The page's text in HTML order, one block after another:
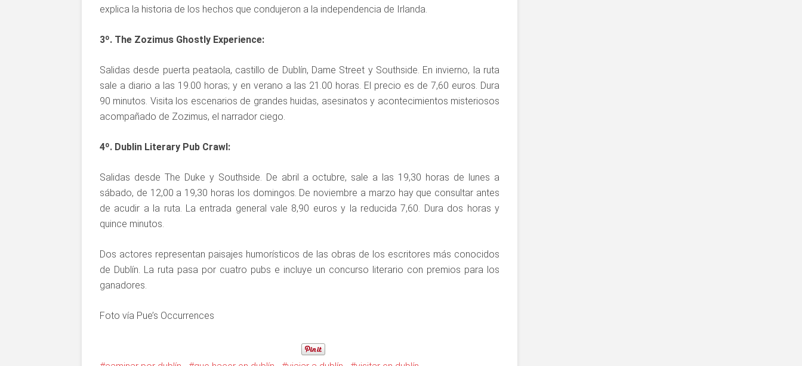
explica la historia de los hechos que condujeron a la independencia de Irlanda.
3º. The Zozimus Ghostly Experience:
Salidas desde puerta peataola, castillo de Dublín, Dame Street y Southside. En invierno, la ruta
sale a diario a las 19.00 horas; y en verano a las 21.00 horas. El precio es de 7,60 euros. Dura
90 minutos. Visita los escenarios de grandes huidas, asesinatos y acontecimientos misteriosos
acompañado de Zozimus, el narrador ciego.
4º. Dublin Literary Pub Crawl:
Salidas desde The Duke y Southside. De abril a octubre, sale a las 19,30 horas de lunes a
sábado, de 12,00 a 19,30 horas los domingos. De noviembre a marzo hay que consultar antes
de acudir a la ruta. La entrada general vale 8,90 euros y la reducida 7,60. Dura dos horas y
quince minutos.
Dos actores representan paisajes humorísticos de las obras de los escritores más conocidos
de Dublín. La ruta pasa por cuatro pubs e incluye un concurso literario con premios para los
ganadores.
Foto vía Pue’s Occurrences